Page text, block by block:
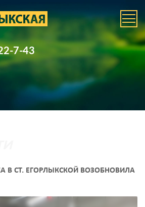
7-43
В СТ. ЕГОРЛЫКСКОЙ ВОЗОБНОВИЛА